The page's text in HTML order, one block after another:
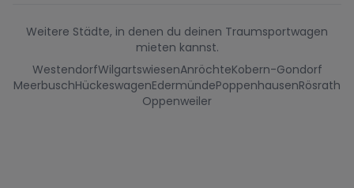
Weitere Städte, in denen du deinen Traumsportwagen
mieten kannst.
WestendorfWilgartswiesenAnröchteKobern-Gondorf
MeerbuschHückeswagenEdermündePoppenhausenRösrath
Oppenweiler